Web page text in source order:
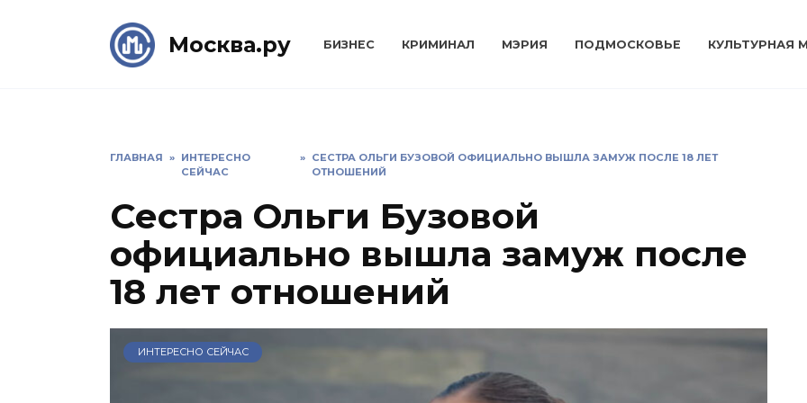
Москва.ру БИЗНЕС КРИМИНАЛ МЭРИЯ ПОДМОСКОВЬЕ КУЛЬТУРНАЯ
ГЛАВНАЯ » ИНТЕРЕСНО
СЕЙЧАС
» СЕСТРА ОЛЬГИ БУЗОВОЙ ОФИЦИАЛЬНО ВЫШЛА ЗАМУЖ ПОСЛЕ 18 ЛЕТ
ОТНОШЕНИЙ
Сестра Ольги Бузовой
официально вышла замуж после
18 лет отношений
ИНТЕРЕСНО СЕЙЧАС